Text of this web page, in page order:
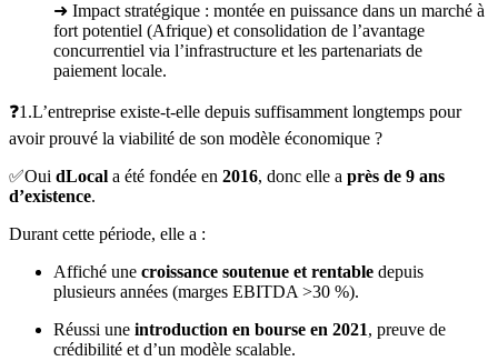
➜ Impact stratégique : montée en puissance dans un marché à
fort potentiel (Afrique) et consolidation de l’avantage
concurrentiel via l’infrastructure et les partenariats de
paiement locale.
❓1.L’entreprise existe-t-elle depuis suffisamment longtemps pour
avoir prouvé la viabilité de son modèle économique ?
✅Oui dLocal a été fondée en 2016, donc elle a près de 9 ans
d’existence.
Durant cette période, elle a :
Affiché une croissance soutenue et rentable depuis
plusieurs années (marges EBITDA >30 %).
Réussi une introduction en bourse en 2021, preuve de
crédibilité et d’un modèle scalable.